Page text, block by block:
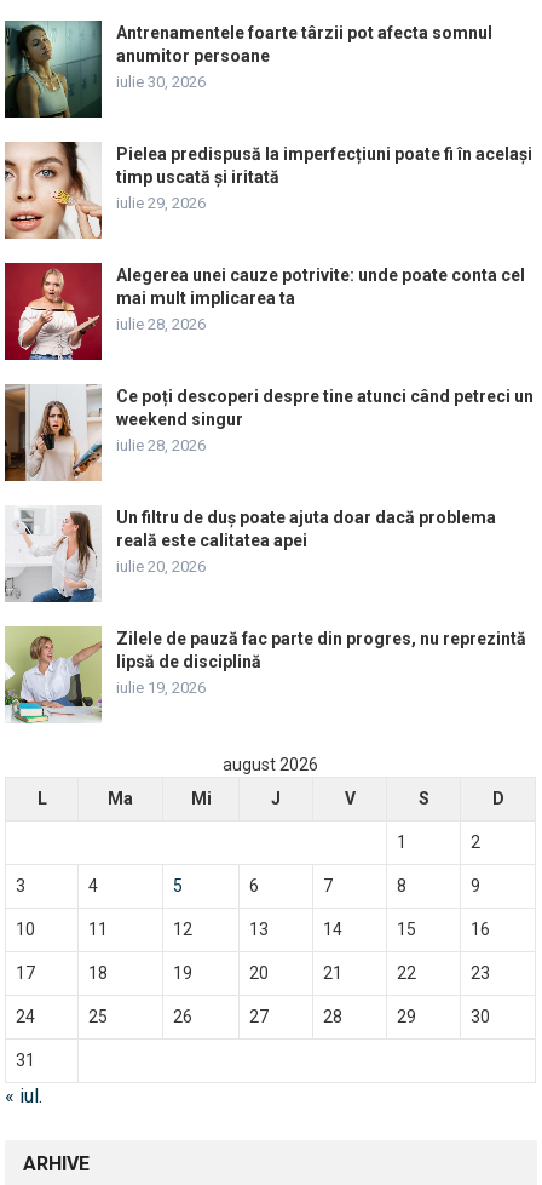
Antrenamentele foarte târzii pot afecta somnul
anumitor persoane
iulie 30, 2026
Pielea predispusă la imperfecțiuni poate fi în același
timp uscată și iritată
iulie 29, 2026
Alegerea unei cauze potrivite: unde poate conta cel
mai mult implicarea ta
iulie 28, 2026
Ce poți descoperi despre tine atunci când petreci un
weekend singur
iulie 28, 2026
Un filtru de duș poate ajuta doar dacă problema
reală este calitatea apei
iulie 20, 2026
Zilele de pauză fac parte din progres, nu reprezintă
lipsă de disciplină
iulie 19, 2026
august 2026
L
Ma Mi J V S D
1 2
3 4 5 6 7 8 9
10 11 12 13 14 15 16
17 18 19 20 21 22 23
24 25 26 27 28 29 30
31
« iul.
ARHIVE